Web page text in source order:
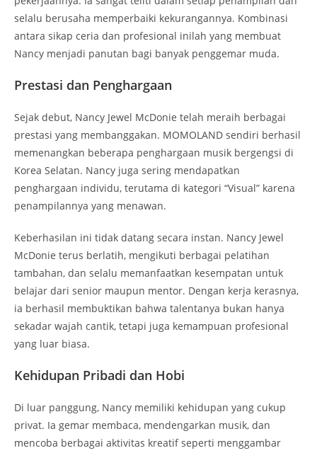
selalu berusaha memperbaiki kekurangannya. Kombinasi
antara sikap ceria dan profesional inilah yang membuat
Nancy menjadi panutan bagi banyak penggemar muda.
Prestasi dan Penghargaan
Sejak debut, Nancy Jewel McDonie telah meraih berbagai
prestasi yang membanggakan. MOMOLAND sendiri berhasil
memenangkan beberapa penghargaan musik bergengsi di
Korea Selatan. Nancy juga sering mendapatkan
penghargaan individu, terutama di kategori “Visual” karena
penampilannya yang menawan.
Keberhasilan ini tidak datang secara instan. Nancy Jewel
McDonie terus berlatih, mengikuti berbagai pelatihan
tambahan, dan selalu memanfaatkan kesempatan untuk
belajar dari senior maupun mentor. Dengan kerja kerasnya,
ia berhasil membuktikan bahwa talentanya bukan hanya
sekadar wajah cantik, tetapi juga kemampuan profesional
yang luar biasa.
Kehidupan Pribadi dan Hobi
Di luar panggung, Nancy memiliki kehidupan yang cukup
privat. Ia gemar membaca, mendengarkan musik, dan
mencoba berbagai aktivitas kreatif seperti menggambar